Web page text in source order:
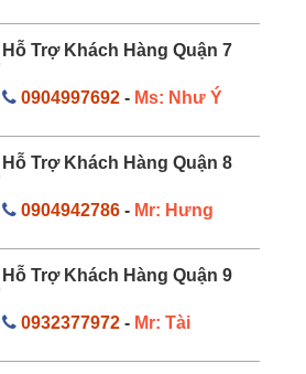
Hỗ Trợ Khách Hàng Quận 7
0904997692 - Ms: Như Ý
Hỗ Trợ Khách Hàng Quận 8
0904942786 - Mr: Hưng
Hỗ Trợ Khách Hàng Quận 9
0932377972 - Mr: Tài